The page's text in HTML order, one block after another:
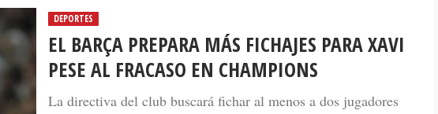
DEPORTES
EL BARÇA PREPARA MÁS FICHAJES PARA XAVI
PESE AL FRACASO EN CHAMPIONS
La directiva del club buscará fichar al menos a dos jugadores